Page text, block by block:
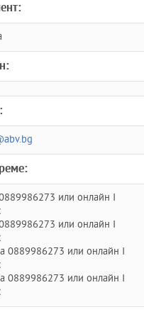
или онлайн I
или онлайн I
0889986273 или онлайн I
0889986273 или онлайн I